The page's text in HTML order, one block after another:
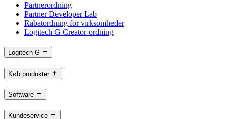
Partnerordning
Partner Developer Lab
Rabatordning for virksomheder
Logitech G Creator-ordning
Logitech G
Køb produkter
Software
Kundeservice